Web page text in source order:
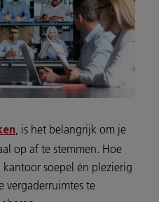
, is het belangrijk om je
op af te stemmen. Hoe
soepel én plezierig
vergaderruimtes te